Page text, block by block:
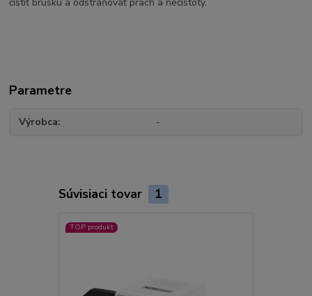
čistiť brúsku a odstraňovať prach a nečistoty.
Parametre
Výrobca -
Súvisiaci tovar 1
TOP produkt